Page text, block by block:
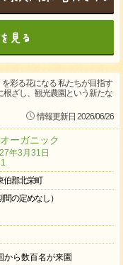
彩る花になる 私たちが目指す
ざし、観光農園という新たな
情報更新日 2026/06/26
ーガニック
年3月31日
伯郡北栄町
間の定めなし）
ら数百名が来園